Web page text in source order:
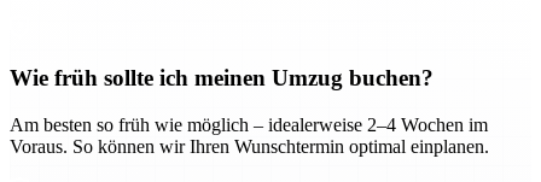
Wie früh sollte ich meinen Umzug buchen?
Am besten so früh wie möglich – idealerweise 2–4 Wochen im
Voraus. So können wir Ihren Wunschtermin optimal einplanen.